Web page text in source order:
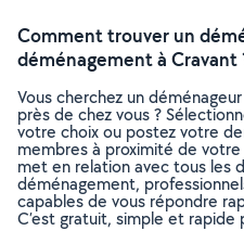
Comment trouver un
déménagement à Cravant
Vous cherchez un
près de chez vous ?
votre choix ou postez votre
membres à proximité de votre
met en relation avec tous les
déménagement,
capables de vous répondre
C’est gratuit, simple et